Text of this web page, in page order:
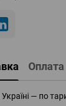
Оплата
— по